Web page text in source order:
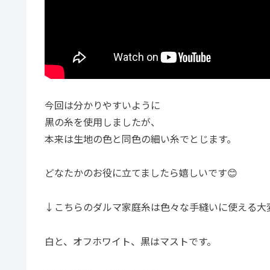
今回は分かりやすいように
黒の糸を使用しましたが、
本来は生地の色と同色の細い糸でとじます。
どなたかのお役に立てましたら嬉しいです😊
↓こちらのダルマ家庭糸は色々な手縫いに使える大
白と、オフホワイト、黒はマストです。